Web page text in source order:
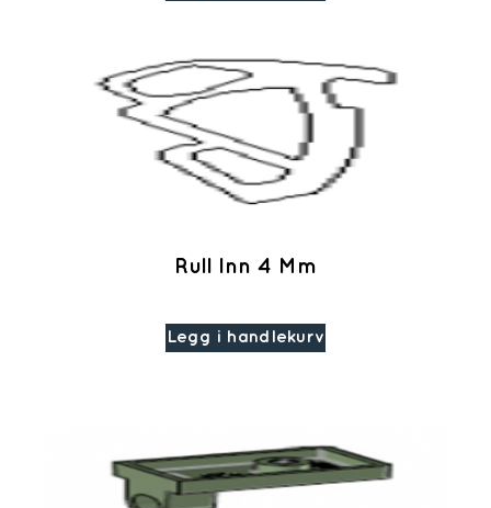
Rull Inn 4 Mm
Legg i handlekurv